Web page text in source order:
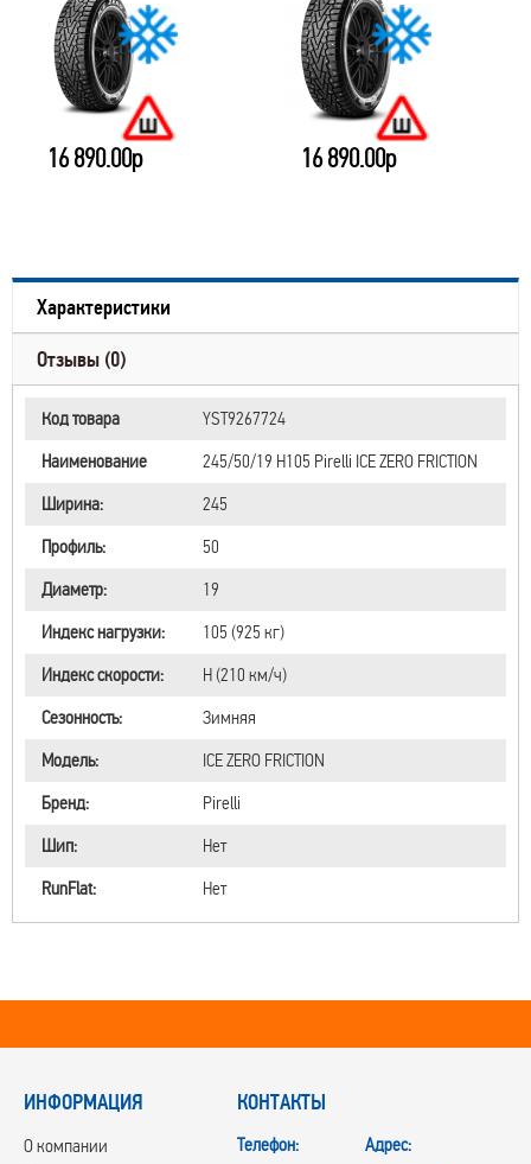
16 890.00р 16 890.00р
Характеристики
Отзывы (0)
Код товара
YST9267724
Наименование
245/50/19 H105 Pirelli ICE ZERO FRICTION
Ширина:
245
Профиль:
50
Диаметр:
19
Индекс нагрузки:
105 (925 кг)
Индекс скорости:
H (210 км/ч)
Сезонность:
Зимняя
Модель:
ICE ZERO FRICTION
Бренд:
Pirelli
Шип:
Нет
RunFlat:
Нет
ИНФОРМАЦИЯ
О компании
КОНТАКТЫ
Телефон:
Адрес: